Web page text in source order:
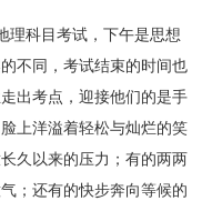
科目考试，下午是思想
不同，考试结束的时间也
出考点，迎接他们的是手
上洋溢着轻松与灿烂的笑
久以来的压力；有的两两
；还有的快步奔向等候的